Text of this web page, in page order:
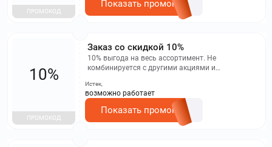
ПРОМОКОД
Показать промокод
Заказ со скидкой 10%
10% выгода на весь ассортимент. Не
комбинируется с другими акциями и
скидками.
10%
ПРОМОКОД
Истек,
возможно работает
Показать промокод